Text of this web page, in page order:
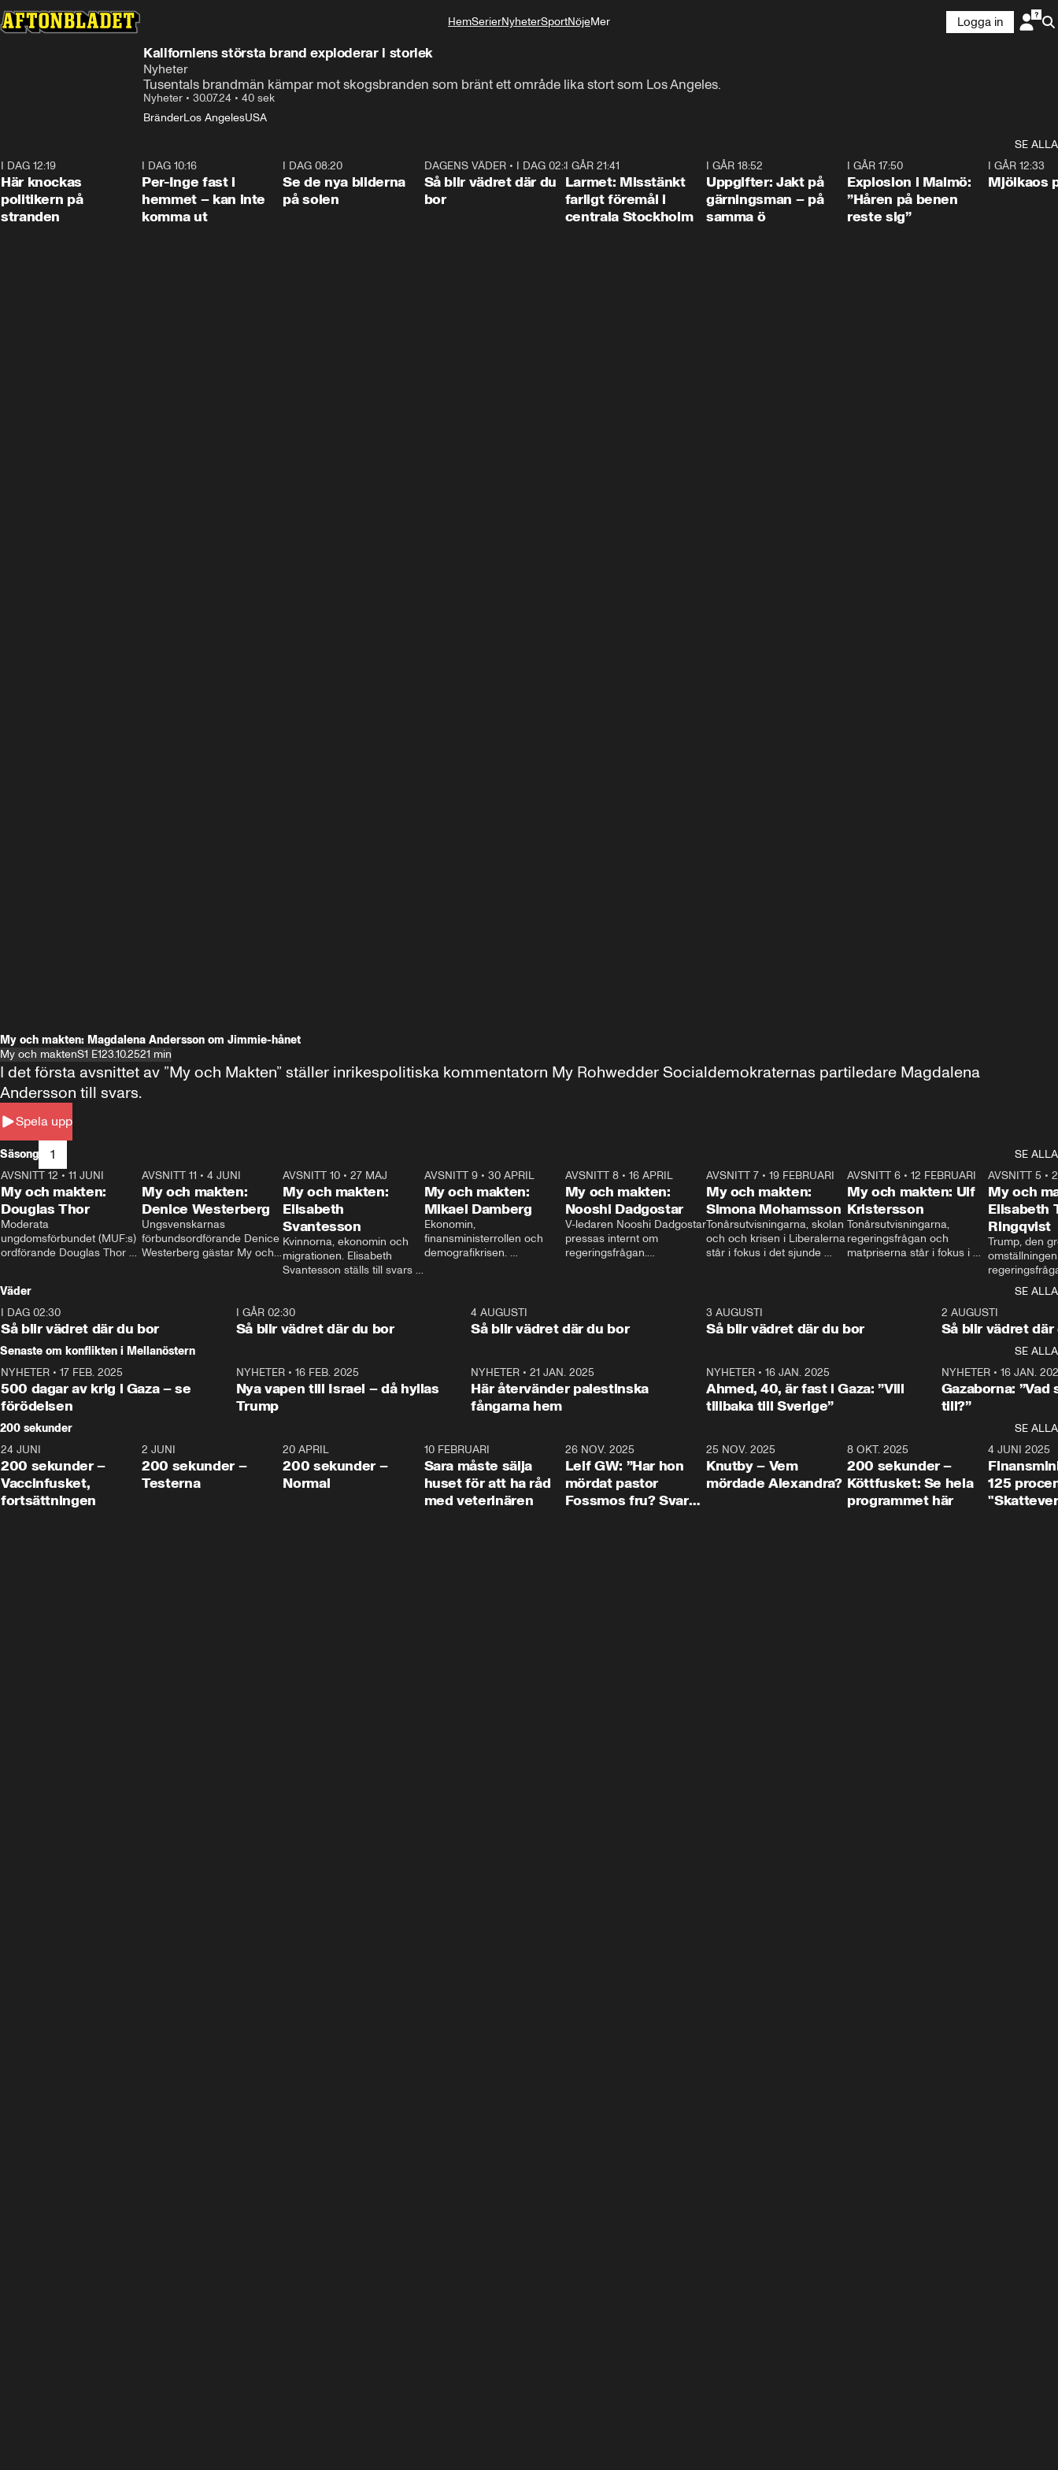
HemSerierNyheterSportNöjeMer
Logga in
Kaliforniens största brand exploderar i storlek
Nyheter
Tusentals brandmän kämpar mot skogsbranden som bränt ett område lika stort som Los Angeles.
Nyheter • 30.07.24 • 40 sek
BränderLos AngelesUSA
SE ALLA
I DAG 12:19
Här knockas
politikern på
stranden
I DAG 10:16
Per-Inge fast i
hemmet – kan inte
komma ut
I DAG 08:20
Se de nya bilderna
på solen
1:06
DAGENS VÄDER• I DAG 02:30
Så blir vädret där du
bor
I GÅR 21:41
Larmet: Misstänkt
farligt föremål i
centrala Stockholm
I GÅR 18:52
Uppgifter: Jakt på
gärningsman – på
samma ö
I GÅR 17:50
Explosion i Malmö:
”Håren på benen
reste sig”
I GÅR 12:33
Mjölkaos
My och makten: Magdalena Andersson om Jimmie-hånet
My och maktenS1 E123.10.2521 min
Spela upp
I det första avsnittet av ”My och Makten” ställer inrikespolitiska kommentatorn My Rohwedder Socialdemokraternas partiledare Magdalena
Andersson till svars.
Säsong 1
SE ALLA
26:27
AVSNITT 12 • 11 JUNI
My och makten:
Douglas Thor
Moderata
ungdomsförbundet (MUF:s)
ordförande Douglas Thor
tonårsutvisningarna och hur
Moderaterna ska locka
väljare till valet i höst.
23:40
AVSNITT 11 •4 JUNI
My och makten:
Denice Westerberg
Ungsvenskarnas
förbundsordförande Denice
Westerberg gästar My och
AVSNITT 10 •27 MAJ
My och makten:
Elisabeth
Svantesson
Kvinnorna, ekonomin och
migrationen. Elisabeth
Svantesson ställs till svars
AVSNITT 9• 30 APRIL
My och makten:
Mikael Damberg
Ekonomin,
finansministerrollen och
demografikrisen.
och Makten.
AVSNITT 8• 16 APRIL
My och makten:
Nooshi Dadgostar
V-ledaren Nooshi Dadgostar
pressas internt om
regeringsfrågan.
– Vi ställer upp i val. Ska vi
vara med så sitter vi förstås
24:30
AVSNITT 7• 19 FEBRUARI
My och makten:
Simona Mohamsson
Tonårsutvisningarna, skolan
och och krisen i Liberalerna
står i fokus i det sjunde
kommentator My
Rohwedder ställer
utbildnings- och
Mohamsson till svars.
27:30
AVSNITT 6 •12 FEBRUARI
My och makten: Ulf
Kristersson
Tonårsutvisningarna,
regeringsfrågan och
matpriserna står i fokus i
Rohwedder ställer
statsminister Ulf Kristersson
AVSNITT 5 •
My och
Elisabeth
Ringqvist
Trump, den
centrum i
avsnittet av
Makten”. Se
Aftonbladets
Rohwedder
Thand Ring
Väder
SE ALLA
I DAG 02:30
Så blir vädret där du bor
1:06
I GÅR 02:30
Så blir vädret där du bor
4 AUGUSTI
Så blir vädret där du bor
3 AUGUSTI
Så blir vädret där du bor
2 AUGUSTI
Så blir vädret där
Senaste om konflikten i Mellanöstern
SE ALLA
NYHETER • 17 FEB. 2025
500 dagar av krig i Gaza – se
förödelsen
NYHETER• 16 FEB. 2025
Nya vapen till Israel – då hyllas
Trump
NYHETER •21 JAN. 2025
Här återvänder palestinska
fångarna hem
NYHETER• 16 JAN. 2025
Ahmed, 40, är fast i Gaza: ”Vill
tillbaka till Sverige”
NYHETER• 16 JAN.
Gazaborna:
till?”
200 sekunder
SE ALLA
5:00
24 JUNI
200 sekunder –
Vaccinfusket,
fortsättningen
4:23
2 JUNI
200 sekunder –
Testerna
20 APRIL
200 sekunder –
Normal
10 FEBRUARI
Sara måste sälja
huset för att ha råd
med veterinären
26 NOV. 2025
Leif GW: ”Har hon
mördat pastor
Fossmos fru? Svar
31:05
25 NOV. 2025
Knutby – Vem
mördade Alexandra?
4:29
8 OKT. 2025
200 sekunder –
Köttfusket: Se hela
programmet här
4 JUNI 2025
125